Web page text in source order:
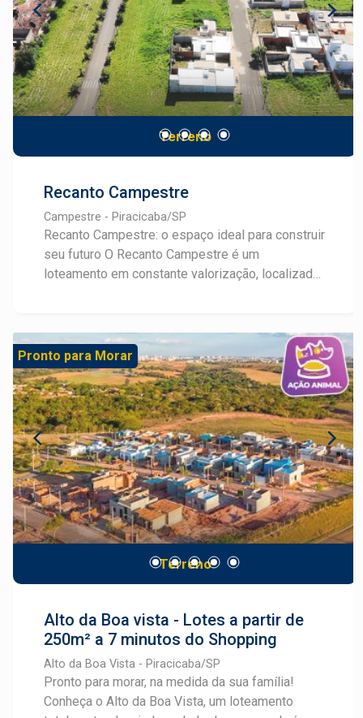
Terreno
Recanto Campestre
Campestre - Piracicaba/SP
Recanto Campestre: o espaço ideal para construir
seu futuro O Recanto Campestre é um
loteamento em constante valorização, localizado
Villa Romana. Um endereço que une tranquilidade,
praticidade e potencial de crescimento. Com 26
lotes disponíveis, o empreendimento oferece
metragens a partir de 200,60 m² (9,55 x 20,97),
chegando a até 315 m², ideais para quem busca
construir com conforto, espaço e liberdade de
projeto. Além disso, o valor competitivo de R$
750,00 por m² torna o Recanto Campestre uma
excelente oportunidade tanto para moradia
quanto para investimento. Se você procura um
local em desenvolvimento, com boa
infraestrutura e grande potencial de valorização,
o Recanto Campestre é a escolha certa.
Pronto para Morar
Terreno
Alto da Boa vista - Lotes a partir de
250m² a 7 minutos do Shopping
Alto da Boa Vista - Piracicaba/SP
Pronto para morar, na medida da sua família!
Conheça o Alto da Boa Vista, um loteamento